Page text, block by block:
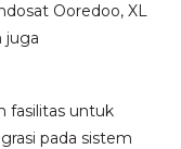
Ooredoo, XL
juga
fasilitas untuk
pada sistem